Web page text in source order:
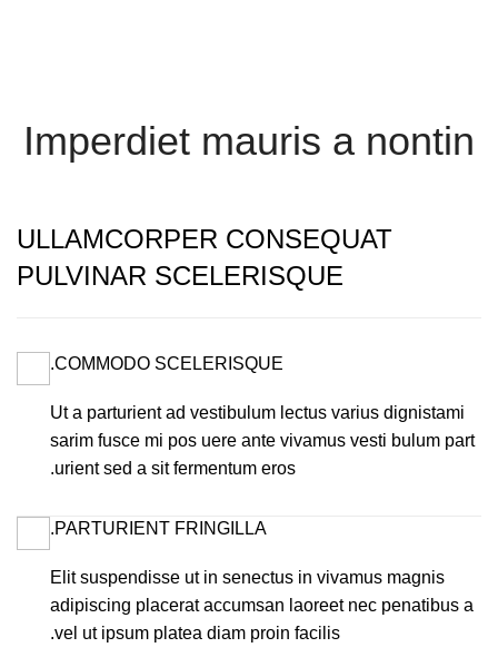
Imperdiet mauris a nontin
ULLAMCORPER CONSEQUAT
PULVINAR SCELERISQUE
COMMODO SCELERISQUE.
Ut a parturient ad vestibulum lectus varius dignistami
sarim fusce mi pos uere ante vivamus vesti bulum part
urient sed a sit fermentum eros.
PARTURIENT FRINGILLA.
Elit suspendisse ut in senectus in vivamus magnis
adipiscing placerat accumsan laoreet nec penatibus a
vel ut ipsum platea diam proin facilis.